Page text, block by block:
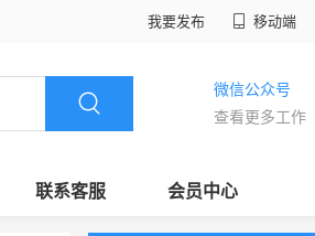
我要发布 移动端
微信公众号
查看更多工作
联系客服 会员中心